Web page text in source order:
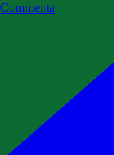
Commenta